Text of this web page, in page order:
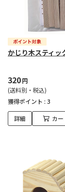
かじり木スティッ
320円
(送料別・税込)
獲得ポイント : 3
詳細 カ